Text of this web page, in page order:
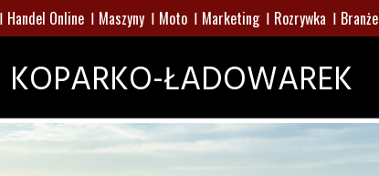
Handel Online Maszyny Moto Marketing Rozrywka Branże
ŁADOWAREK